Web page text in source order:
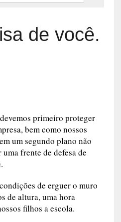
de você.
primeiro proteger
bem como nossos
um segundo plano não
frente de defesa de
de erguer o muro
de altura, uma hora
filhos a escola.